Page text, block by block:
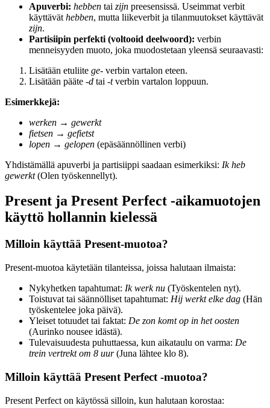
Apuverbi: hebben tai zijn preesensissä. Useimmat verbit
käyttävät hebben, mutta liikeverbit ja tilanmuutokset käyttävät
zijn.
Partisiipin perfekti (voltooid deelwoord): verbin
menneisyyden muoto, joka muodostetaan yleensä seuraavasti:
Lisätään etuliite ge- verbin vartalon eteen.
Lisätään pääte -d tai -tverbin vartalon loppuun.
Esimerkkejä:
werken → gewerkt
fietsen → gefietst
lopen → gelopen (epäsäännöllinen verbi)
Yhdistämällä apuverbi ja partisiippi saadaan esimerkiksi: Ik heb
gewerkt(Olen työskennellyt).
Present ja Present Perfect -aikamuotojen
käyttö hollannin kielessä
Milloin käyttää Present-muotoa?
Present-muotoa käytetään tilanteissa, joissa halutaan ilmaista:
Nykyhetken tapahtumat: Ik werk nu (Työskentelen nyt).
Toistuvat tai säännölliset tapahtumat: Hij werkt elke dag (Hän
työskentelee joka päivä).
Yleiset totuudet tai faktat: De zon komt op in het oosten
(Aurinko nousee idästä).
Tulevaisuudesta puhuttaessa, kun aikataulu on varma: De
trein vertrekt om 8 uur(Juna lähtee klo 8).
Milloin käyttää Present Perfect -muotoa?
Present Perfect on käytössä silloin, kun halutaan korostaa: